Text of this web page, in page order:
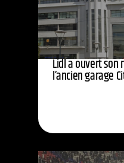
Lidl a ouvert son
l’ancien garage